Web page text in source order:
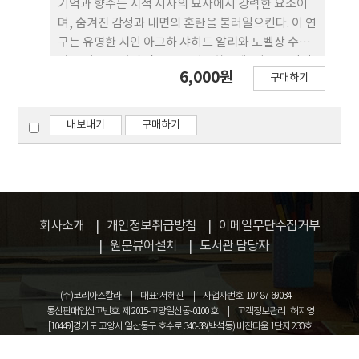
기억과 향수는 시적 서사의 묘사에서 강력한 요소이
며, 숨겨진 감정과 내면의 혼란을 불러일으킨다. 이 연
구는 유명한 시인 아그하 샤히드 알리와 노벨상 수상
의 시집인 『우체국 없는 나라』와『아라라트』에
수의 심오한 영향을 탐구한다. 이 논문은 이들의 시적
천재성을 분석하고 비교함으로써 이 두 명의 뛰어난
리와 글뤽가 어떻게 향수를 통해 충격적인 경험과 싸
우기 위해 그들이 소중히 여겼던 기억들의 거시적 세
계를 창조해내는지를 보다 심층적으로 분석한다. 그
러나 이 탐구를 통해 우리는 인간의 경험과 시의 예술
을 형성하는 데 있어 이들 주제의 지속적인 힘을 더 깊
이 이해한다.
6,000원 구매하기
내보내기 구매하기
회사소개 개인정보취급방침
이메일무단수집거부
원문뷰어설치
도서관 담당자
(주)코리아스칼라 대표: 서혜진
사업자번호: 107-87-69034
통신판매업신고번호: 제 2015-고양일산동-0100 호
고객정보관리 : 허지영
[10449]경기도 고양시 일산동구 호수로 340-38(백석동) 비잔티움 1단지 230호